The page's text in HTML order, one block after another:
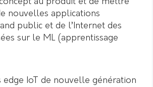
nouvelles applications
public et de l’Internet des
sur le ML (apprentissage
edge IoT de nouvelle génération